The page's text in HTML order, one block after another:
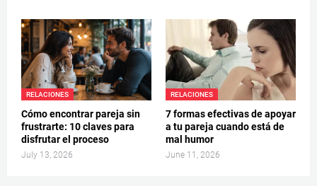
RELACIONES
Cómo encontrar pareja sin
frustrarte: 10 claves para
disfrutar el proceso
July 13, 2026
RELACIONES
7 formas efectivas de apoyar
a tu pareja cuando está de
mal humor
June 11, 2026